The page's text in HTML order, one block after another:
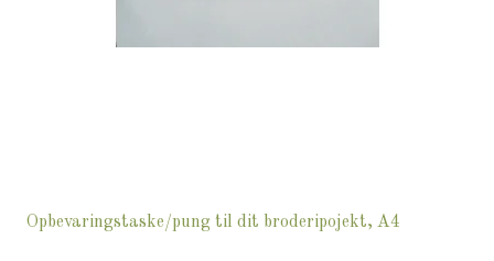
Opbevaringstaske/pung til dit broderipojekt, A4